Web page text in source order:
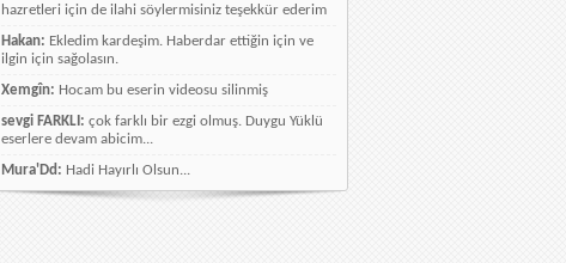
hazretleri için de ilahi söylermisiniz teşekkür ederim
Hakan: Ekledim kardeşim. Haberdar ettiğin için ve
ilgin için sağolasın.
Xemgîn: Hocam bu eserin videosu silinmiş
sevgi FARKLI: çok farklı bir ezgi olmuş. Duygu Yüklü
eserlere devam abicim...
Mura'Dd: Hadi Hayırlı Olsun...